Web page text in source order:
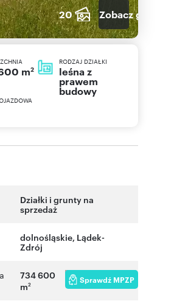
20 Zobacz galerię
m2
RODZAJ DZIAŁKI
leśna z
prawem
budowy
Działki i grunty na
sprzedaż
dolnośląskie, Lądek-
Zdrój
734 600
m2 Sprawdź MPZP